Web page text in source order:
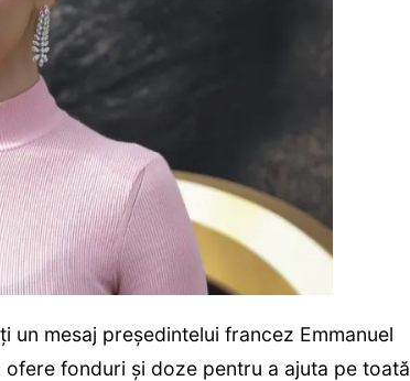
un mesaj președintelui francez Emmanuel
fonduri și doze pentru a ajuta pe toată